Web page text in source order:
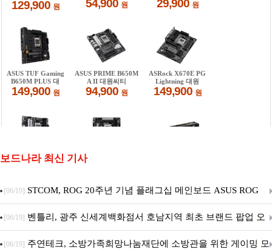
보드나라 최신 기사
[06/19] STCOM, ROG 20주년 기념 플래그십 메인보드 ASUS ROG
Crosshair X870E EDITION 20 국내 출시 예정
[06/19] 벤틀리, 광주 신세계백화점서 호남지역 최초 브랜드 팝업 오
픈
[06/19] 주연테크, 소방가족희망나눔재단에 소방관을 위한 게이밍 모